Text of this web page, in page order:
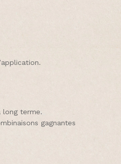
long terme.
gagnantes